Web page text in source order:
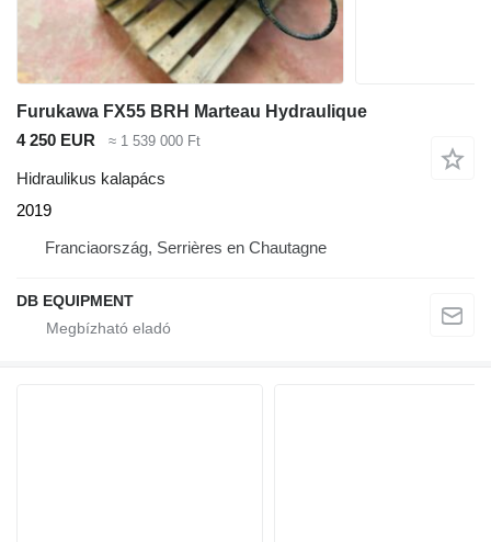
Furukawa FX55 BRH Marteau Hydraulique
4 250 EUR
≈ 1 539 000 Ft
Hidraulikus kalapács
2019
Franciaország, Serrières en Chautagne
DB EQUIPMENT